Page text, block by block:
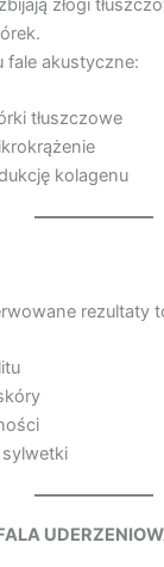
złogi
fale akustyczne:
tłuszczowe
kolagenu
rezultaty